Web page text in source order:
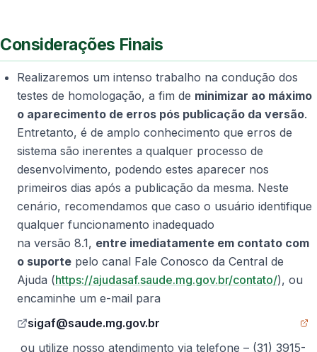
Considerações Finais
Realizaremos um intenso trabalho na condução dos
testes de homologação, a fim de minimizar ao máximo
o aparecimento de erros pós publicação da versão.
Entretanto, é de amplo conhecimento que erros de
sistema são inerentes a qualquer processo de
desenvolvimento, podendo estes aparecer nos
primeiros dias após a publicação da mesma. Neste
cenário, recomendamos que caso o usuário identifique
qualquer funcionamento inadequado
na versão 8.1, entre imediatamente em contato com
o suporte pelo canal Fale Conosco da Central de
Ajuda (https://ajudasaf.saude.mg.gov.br/contato/), ou
encaminhe um e-mail para
sigaf@saude.mg.gov.br
(Site externo, abre em nova aba)
ou utilize nosso atendimento via telefone – (31) 3915-